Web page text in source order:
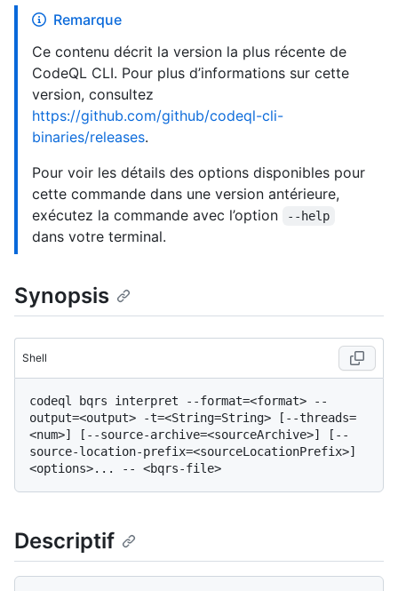
Remarque
Ce contenu décrit la version la plus récente de
CodeQL CLI. Pour plus d’informations sur cette
version, consultez
https://github.com/github/codeql-cli-
binaries/releases.
Pour voir les détails des options disponibles pour
cette commande dans une version antérieure,
exécutez la commande avec l’option
--help
dans votre terminal.
Synopsis
Shell
codeql bqrs interpret --format=<format> --
output=<output> -t=<String=String> [--threads=
<num>] [--source-archive=<sourceArchive>] [--
source-location-prefix=<sourceLocationPrefix>]
Descriptif